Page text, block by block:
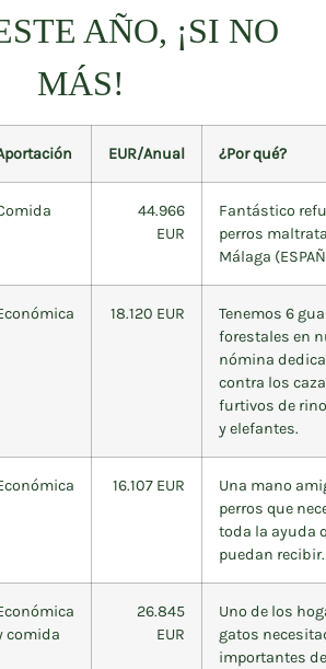
AÑO, ¡SI NO
MÁS!
EUR/Anual ¿Por qué?
44.966
EUR
Fantástico
perros
Málaga
18.120 EUR
Tenemos 6
forestales en
nómina
contra los
furtivos de
y elefantes.
16.107 EUR
Una mano
perros que
toda la ayuda
puedan recibir.
comida
26.845
EUR
Uno de los
gatos
importantes de